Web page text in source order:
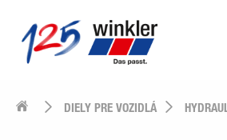
DIELY PRE VOZIDLÁ